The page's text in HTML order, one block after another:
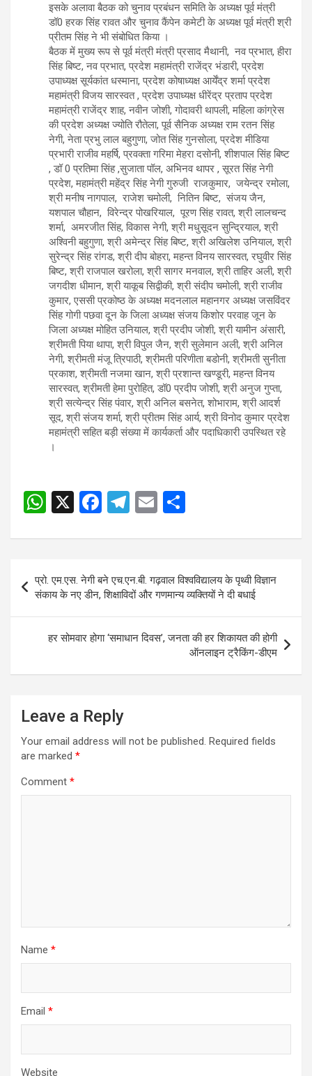
इसके अलावा बैठक को चुनाव प्रबंधन समिति के अध्यक्ष पूर्व मंत्री
डॉ0 हरक सिंह रावत और चुनाव कैंपेन कमेटी के अध्यक्ष पूर्व मंत्री श्री
प्रीतम सिंह ने भी संबोधित किया ।
बैठक में मुख्य रूप से पूर्व मंत्री मंत्री प्रसाद मैथानी, नव प्रभात, हीरा
सिंह बिष्ट, नव प्रभात, प्रदेश महामंत्री राजेंद्र भंडारी, प्रदेश
उपाध्यक्ष सूर्यकांत धस्माना, प्रदेश कोषाध्यक्ष आर्येंद्र शर्मा प्रदेश
महामंत्री विजय सारस्वत , प्रदेश उपाध्यक्ष धीरेंद्र प्रताप प्रदेश
महामंत्री राजेंद्र शाह, नवीन जोशी, गोदावरी थापली, महिला कांग्रेस
की प्रदेश अध्यक्ष ज्योति रौतेला, पूर्व सैनिक अध्यक्ष राम रतन सिंह
नेगी, नेता प्रभु लाल बहुगुणा, जोत सिंह गुनसोला, प्रदेश मीडिया
प्रभारी राजीव महर्षि, प्रवक्ता गरिमा मेहरा दसोनी, शीशपाल सिंह बिष्ट
, डॉ 0 प्रतिमा सिंह ,सुजाता पॉल, अभिनव थापर , सूरत सिंह नेगी
प्रदेश, महामंत्री महेंद्र सिंह नेगी गुरुजी राजकुमार, जयेन्द्र रमोला,
श्री मनीष नागपाल, राजेश चमोली, नितिन बिष्ट, संजय जैन,
यशपाल चौहान, विरेन्द्र पोखरियाल, पूरण सिंह रावत, श्री लालचन्द
शर्मा, अमरजीत सिंह, विकास नेगी, श्री मधुसूदन सुन्द्रियाल, श्री
अश्विनी बहुगुणा, श्री अमेन्द्र सिंह बिष्ट, श्री अखिलेश उनियाल, श्री
सुरेन्द्र सिंह रांगड, श्री दीप बोहरा, महन्त विनय सारस्वत, रघुवीर सिंह
बिष्ट, श्री राजपाल खरोला, श्री सागर मनवाल, श्री ताहिर अली, श्री
जगदीश धीमान, श्री याकूब सिद्वीकी, श्री संदीप चमोली, श्री राजीव
कुमार, एससी प्रकोष्ठ के अध्यक्ष मदनलाल महानगर अध्यक्ष जसविंदर
सिंह गोगी पछवा दून के जिला अध्यक्ष संजय किशोर परवाह जून के
जिला अध्यक्ष मोहित उनियाल, श्री प्रदीप जोशी, श्री यामीन अंसारी,
श्रीमती पिया थापा, श्री विपुल जैन, श्री सुलेमान अली, श्री अनिल
नेगी, श्रीमती मंजू त्रिपाठी, श्रीमती परिणीता बडोनी, श्रीमती सुनीता
प्रकाश, श्रीमती नजमा खान, श्री प्रशान्त खण्डूरी, महन्त विनय
सारस्वत, श्रीमती हेमा पुरोहित, डॉ0 प्रदीप जोशी, श्री अनुज गुप्ता,
श्री सत्येन्द्र सिंह पंवार, श्री अनिल बसनेत, शोभाराम, श्री आदर्श
सूद, श्री संजय शर्मा, श्री प्रीतम सिंह आर्य, श्री विनोद कुमार प्रदेश
महामंत्री सहित बड़ी संख्या में कार्यकर्ता और पदाधिकारी उपस्थित रहे
।
PostW
at
A
p
p
X
F
ce
b
o
o
k
T
e
gr
a
m
E
ail ar
e
Post
navigation
प्रो. एम.एस. नेगी बने एच.एन.बी. गढ़वाल विश्वविद्यालय के पृथ्वी विज्ञान
संकाय के नए डीन, शिक्षाविदों और गणमान्य व्यक्तियों ने दी बधाई
हर सोमवार होगा ‘समाधान दिवस’, जनता की हर शिकायत की होगी
ऑनलाइन ट्रैकिंग-डीएम
Leave a Reply
Your email address will not be published. Required fields
are marked *
Comment *
Name *
Email *
Website